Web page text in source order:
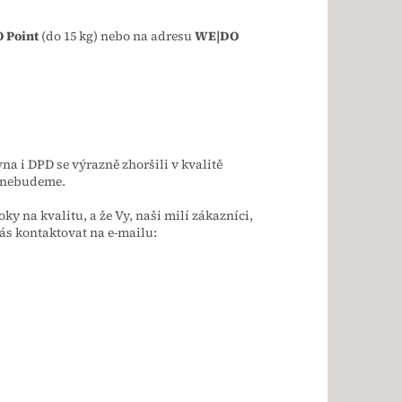
Point(do 15 kg) nebo na adresuWE|DO
i DPD se výrazně zhoršili v kvalitě
na kvalitu, a že Vy, naši milí zákazníci,
kontaktovat na e-mailu: